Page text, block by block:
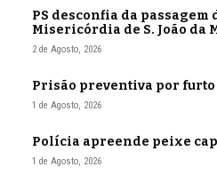
PS desconfia da passagem
Misericórdia de S. João da
2 de Agosto, 2026
Prisão preventiva por furto
1 de Agosto, 2026
Polícia apreende peixe
1 de Agosto, 2026